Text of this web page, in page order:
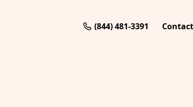
(844) 481-3391